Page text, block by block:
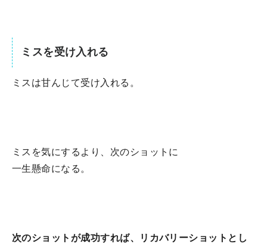
ミスを受け入れる
ミスは甘んじて受け入れる。
ミスを気にするより、次のショットに
一生懸命になる。
次のショットが成功すれば、リカバリーショットとし